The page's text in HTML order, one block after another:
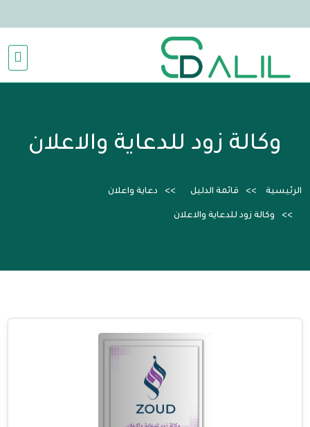
وكالة زود للدعاية والاعلان
الرئيسية قائمة الدليل دعاية واعلان
وكالة زود للدعاية والاعلان